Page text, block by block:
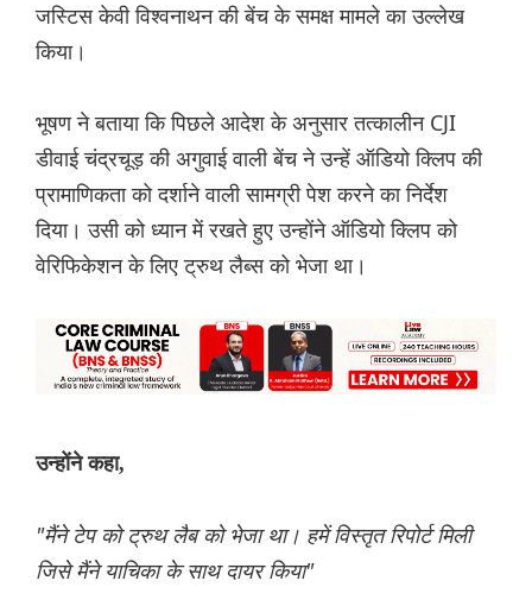
जस्टिस केवी विश्वनाथन की बेंच के समक्ष मामले का उल्लेख
किया।
भूषण ने बताया कि पिछले आदेश के अनुसार तत्कालीन CJI
डीवाई चंद्रचूड़ की अगुवाई वाली बेंच ने उन्हें ऑडियो क्लिप की
प्रामाणिकता को दर्शाने वाली सामग्री पेश करने का निर्देश
दिया। उसी को ध्यान में रखते हुए उन्होंने ऑडियो क्लिप को
वेरिफिकेशन के लिए ट्रुथ लैब्स को भेजा था।
उन्होंने कहा,
"मैंने टेप को ट्रुथ लैब को भेजा था। हमें विस्तृत रिपोर्ट मिली
जिसे मैंने याचिका के साथ दायर किया"